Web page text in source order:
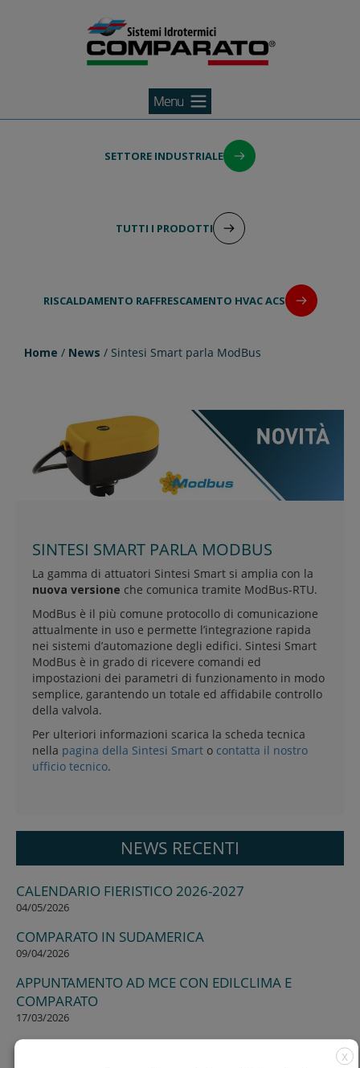
SETTORE INDUSTRIALE
TUTTI I PRODOTTI
RISCALDAMENTO RAFFRESCAMENTO HVAC ACS
Home / News / Sintesi Smart parla ModBus
SINTESI SMART PARLA MODBUS
La gamma di attuatori Sintesi Smart si amplia con la
nuova versione che comunica tramite ModBus-RTU.
ModBus è il più comune protocollo di comunicazione
attualmente in uso e permette l’integrazione rapida
nei sistemi d’automazione degli edifici. Sintesi Smart
ModBus è in grado di ricevere comandi ed
impostazioni dei parametri di funzionamento in modo
semplice, garantendo un totale ed affidabile controllo
della valvola.
Per ulteriori informazioni scarica la scheda tecnica
nella pagina della Sintesi Smart o contatta il nostro
ufficio tecnico.
NEWS RECENTI
CALENDARIO FIERISTICO 2026-2027
04/05/2026
COMPARATO IN SUDAMERICA
09/04/2026
APPUNTAMENTO AD MCE CON EDILCLIMA E
COMPARATO
17/03/2026
SEMINARIO PRESSO L’ORDINE DEGLI INGEGNERI DI
X